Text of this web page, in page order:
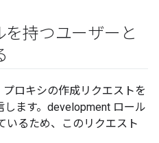
を持つユーザーと
ロキシの作成リクエストを
ます。development ロール
いるため、このリクエスト